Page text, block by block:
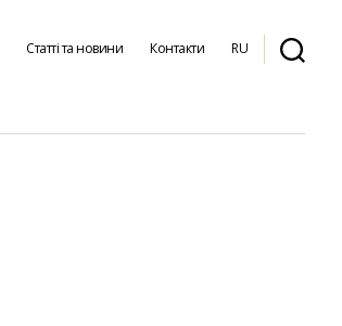
Статті та новини Контакти RU